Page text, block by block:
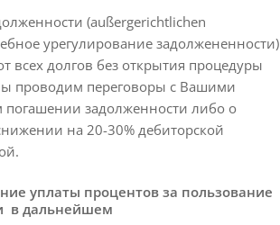
(außergerichtlichen
урегулирование задолжененности)
всех долгов без открытия процедуры
проводим переговоры с Вашими
задолженности либо о
на 20-30% дебиторской
уплаты процентов за пользование
в дальнейшем